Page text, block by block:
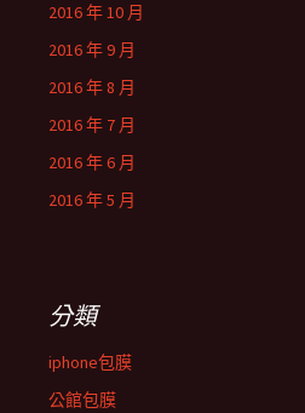
2016 年 10 月
2016 年 9 月
2016 年 8 月
2016 年 7 月
2016 年 6 月
2016 年 5 月
分類
iphone包膜
公館包膜